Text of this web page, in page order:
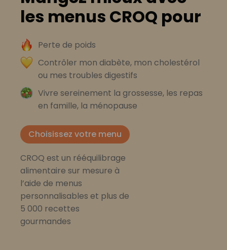
les menus CROQ pour
Perte de poids
Contrôler mon diabète, mon cholestérol
ou mes troubles digestifs
Vivre sereinement la grossesse, les repas
en famille, la ménopause
Choisissez votre menu
CROQ est un rééquilibrage
alimentaire sur mesure à
l’aide de menus
personnalisables et plus de
5 000 recettes
gourmandes